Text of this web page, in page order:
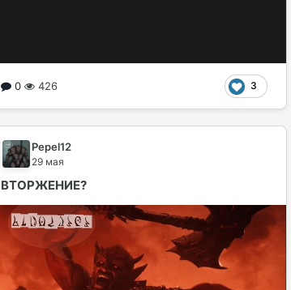
0 426 3
Pepel12
29 мая
ВТОРЖЕНИЕ?